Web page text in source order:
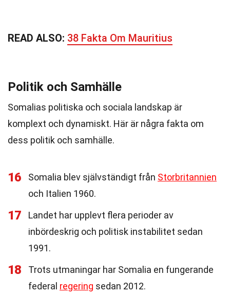
READ ALSO: 38 Fakta Om Mauritius
Politik och Samhälle
Somalias politiska och sociala landskap är
komplext och dynamiskt. Här är några fakta om
dess politik och samhälle.
16 Somalia blev självständigt från Storbritannien
och Italien 1960.
17
Landet har upplevt flera perioder av
inbördeskrig och politisk instabilitet sedan
1991.
18
Trots utmaningar har Somalia en fungerande
federal regering sedan 2012.